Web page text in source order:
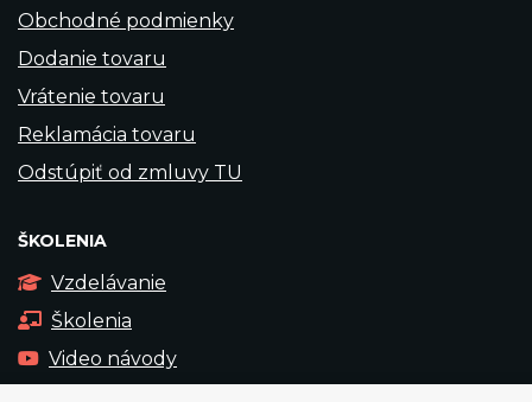
Obchodné podmienky
Dodanie tovaru
Vrátenie tovaru
Reklamácia tovaru
Odstúpiť od zmluvy TU
ŠKOLENIA
Vzdelávanie
Školenia
Video návody